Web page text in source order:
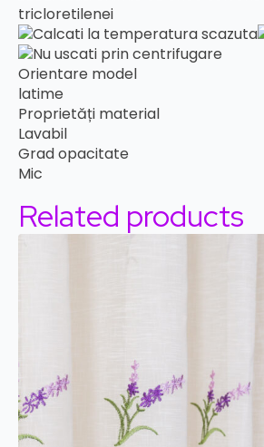
Orientare model
latime
Proprietăți material
Lavabil
Grad opacitate
Mic
Related products